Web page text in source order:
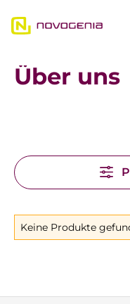
Zum Hauptinhalt
Über uns
Keine Produkte